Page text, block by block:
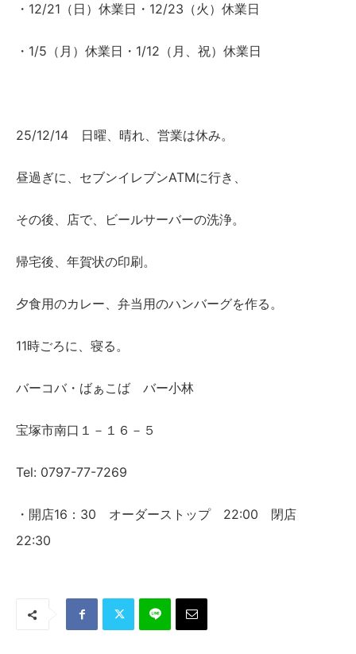
・12/21（日）休業日・12/23（火）休業日
・1/5（月）休業日・1/12（月、祝）休業日
25/12/14 日曜、晴れ、営業は休み。
昼過ぎに、セブンイレブンATMに行き、
その後、店で、ビールサーバーの洗浄。
帰宅後、年賀状の印刷。
夕食用のカレー、弁当用のハンバーグを作る。
11時ごろに、寝る。
バーコバ・ばぁこば バー小林
宝塚市南口１－１６－５
Tel: 0797-77-7269
・開店16：30 オーダーストップ 22:00 閉店
22:30